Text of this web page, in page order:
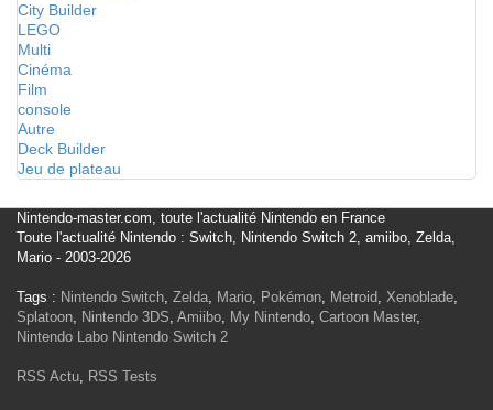
City Builder
LEGO
Multi
Cinéma
Film
console
Autre
Deck Builder
Jeu de plateau
Nintendo-master.com, toute l'actualité Nintendo en France
Toute l'actualité Nintendo : Switch, Nintendo Switch 2, amiibo, Zelda,
Mario - 2003-2026
Tags : Nintendo Switch, Zelda, Mario, Pokémon, Metroid, Xenoblade,
Splatoon, Nintendo 3DS, Amiibo, My Nintendo, Cartoon Master,
Nintendo Labo Nintendo Switch 2
RSS Actu, RSS Tests